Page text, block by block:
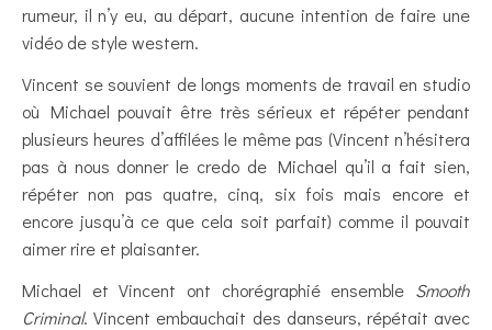
rumeur, il n’y eu, au départ, aucune intention de faire une
vidéo de style western.
Vincent se souvient de longs moments de travail en studio
où Michael pouvait être très sérieux et répéter pendant
plusieurs heures d’affilées le même pas (Vincent n’hésitera
pas à nous donner le credo de Michael qu’il a fait sien,
répéter non pas quatre, cinq, six fois mais encore et
encore jusqu’à ce que cela soit parfait) comme il pouvait
aimer rire et plaisanter.
Michael et Vincent ont chorégraphié ensemble Smooth
Criminal. Vincent embauchait des danseurs, répétait avec